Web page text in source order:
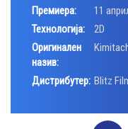
Премиера:
11
Технологија:
2D
Оригинален
назив:
Дистрибутер: Blitz